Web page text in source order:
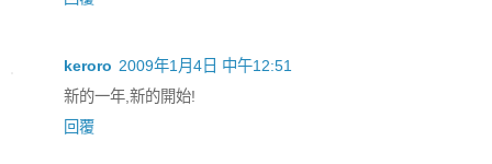
keroro 2009年1月4日 中午12:51
新的一年,新的開始!
回覆